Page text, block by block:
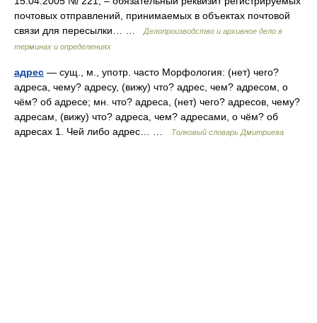
почтовых отправлений, принимаемых в объектах почтовой
связи для пересылки… …
Делопроизводство и архивное дело в
терминах и определениях
адрес — сущ., м., употр. часто Морфология: (нет) чего?
адреса, чему? адресу, (вижу) что? адрес, чем? адресом, о
чём? об адресе; мн. что? адреса, (нет) чего? адресов, чему?
адресам, (вижу) что? адреса, чем? адресами, о чём? об
адресах 1. Чей либо адрес… …
Толковый словарь Дмитриева